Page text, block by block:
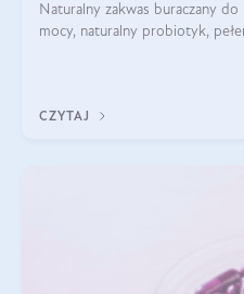
Naturalny zakwas buraczany
mocy, naturalny probiotyk,
CZYTAJ